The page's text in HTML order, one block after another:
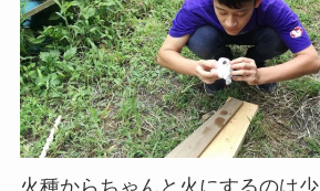
火種からちゃんと火にするのは